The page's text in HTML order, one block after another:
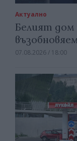
Актуално
Белият дом
07.08.2026 / 18:00